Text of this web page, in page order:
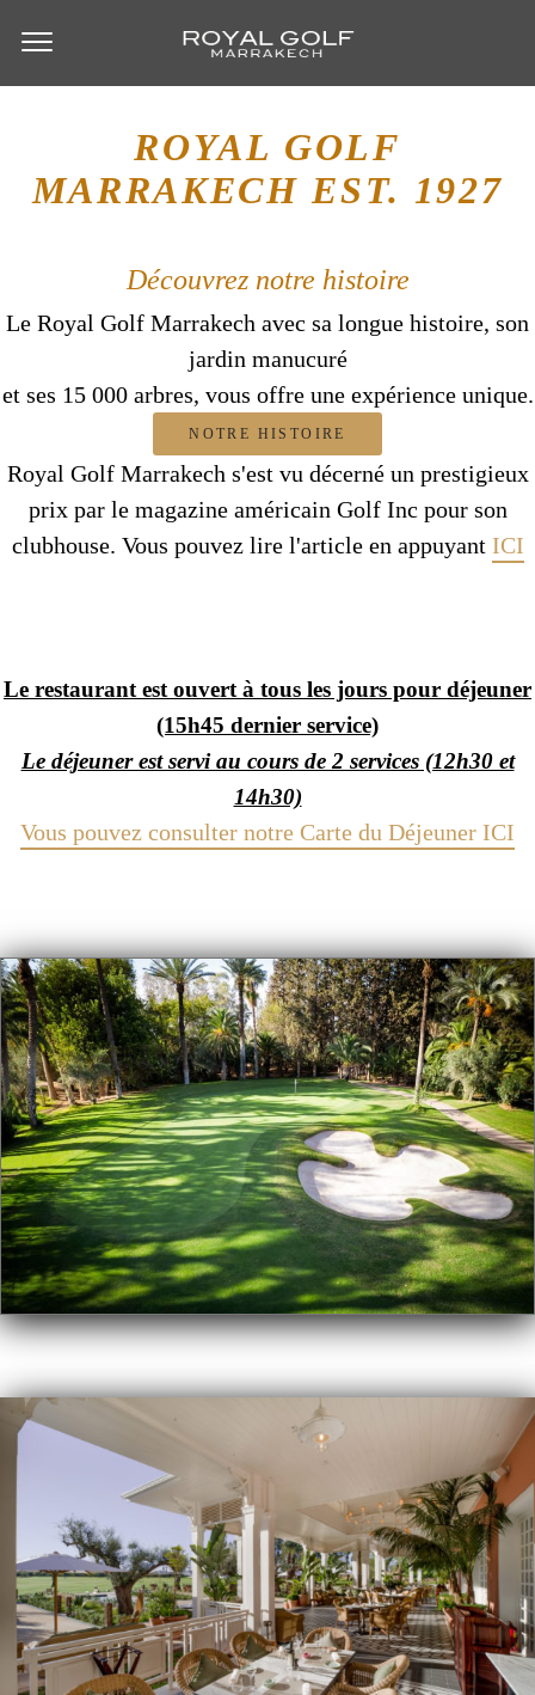
ROYAL GOLF
MARRAKECHEST. 1927
Découvrez notre histoire
Le Royal Golf Marrakech avec sa longue histoire, son
jardin manucuré
et ses 15 000 arbres, vous offre une expérience unique.
NOTRE HISTOIRE
Royal Golf Marrakech s'est vu décerné un prestigieux
prix par le magazine américain Golf Inc pour son
clubhouse. Vous pouvez lire l'article en appuyant ICI
Le restaurant est ouvert à tous les jours pour déjeuner
(15h45 dernier service)
Le déjeuner est servi au cours de 2 services (12h30 et
14h30)
Vous pouvez consulter notre Carte du Déjeuner ICI